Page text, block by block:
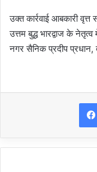
उक्त कार्रवाई आबकारी वृत्त
उत्तम बुद्ध भारद्वाज के
नगर सैनिक प्रदीप प्रधान,